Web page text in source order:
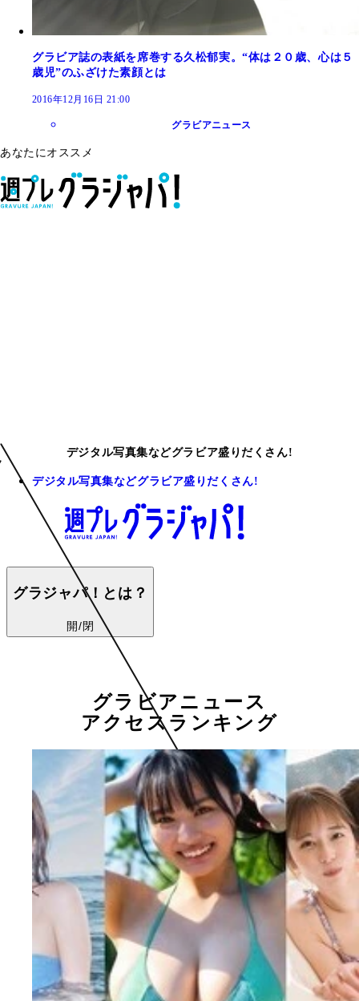
グラビア誌の表紙を席巻する久松郁実。“体は２０歳、心は５
歳児”のふざけた素顔とは
2016年12月16日 21:00
グラビアニュース
あなたにオススメ
デジタル写真集などグラビア盛りだくさん!
デジタル写真集などグラビア盛りだくさん!
グラジャパ！とは？
開/閉
グラビアニュース
アクセスランキング